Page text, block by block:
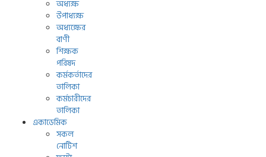
অধ্যক্ষ
উপাধ্যক্ষ
অধ্যক্ষের
বাণী
শিক্ষক
পরিষদ
কর্মকর্তাদের
তালিকা
কর্মচারীদের
তালিকা
একাডেমিক
সকল
নোটিশ